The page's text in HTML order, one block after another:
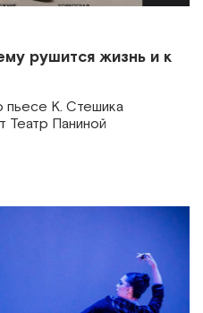
рушится жизнь и к
пьесе К. Стешика
Театр Паниной